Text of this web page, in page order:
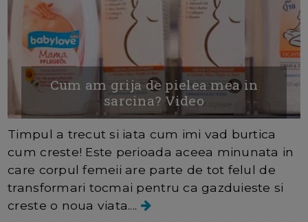
Cum am grija de pielea mea in
sarcina? Video
Timpul a trecut si iata cum imi vad burtica
cum creste! Este perioada aceea minunata in
care corpul femeii are parte de tot felul de
transformari tocmai pentru ca gazduieste si
creste o noua viata....